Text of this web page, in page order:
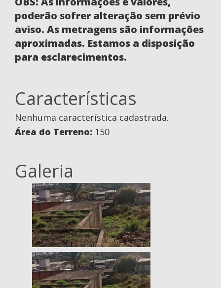
poderão sofrer alteração sem prévio
aviso. As metragens são informações
aproximadas. Estamos a disposição
para esclarecimentos.
Características
Nenhuma característica cadastrada.
Área do Terreno: 150
Galeria